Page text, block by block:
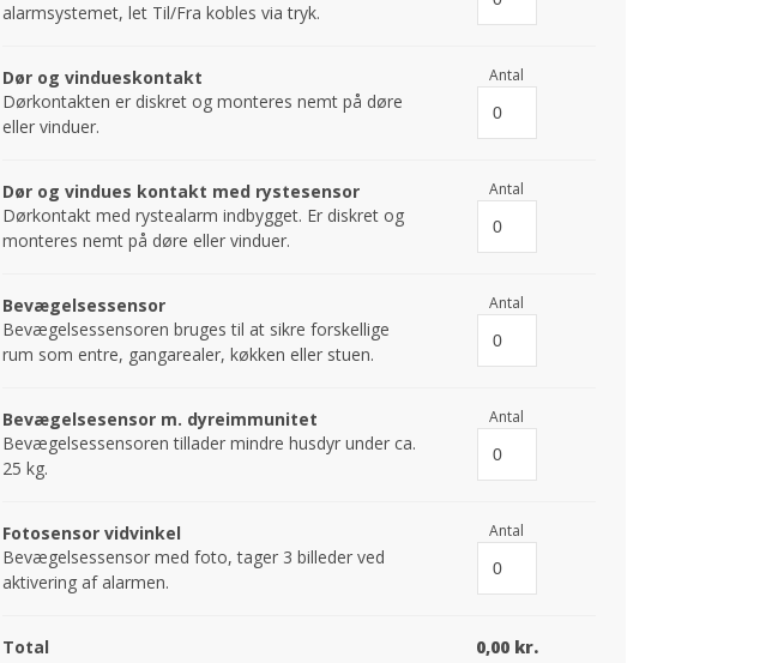
alarmsystemet, let Til/Fra kobles via tryk.
Dør og vindueskontakt Antal
Dørkontakten er diskret og monteres nemt på døre
eller vinduer.
Dør og vindues kontakt med rystesensor Antal
Dørkontakt med rystealarm indbygget. Er diskret og
monteres nemt på døre eller vinduer.
Bevægelsessensor Antal
Bevægelsessensoren bruges til at sikre forskellige
rum som entre, gangarealer, køkken eller stuen.
Bevægelsesensor m. dyreimmunitet Antal
Bevægelsessensoren tillader mindre husdyr under ca.
25 kg.
Fotosensor vidvinkel Antal
Bevægelsessensor med foto, tager 3 billeder ved
aktivering af alarmen.
Total 0,00 kr.